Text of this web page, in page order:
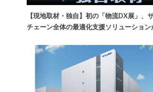
【現地取材・独自】初の「物流DX展」、
チェーン全体の最適化支援ソリューション